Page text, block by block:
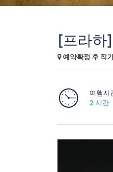
[프라하
예약확정 후 작
여행시
2 시간